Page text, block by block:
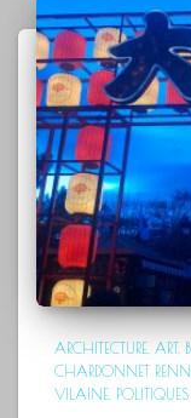
ARCHITECTURE ART
CHARDONNET
VILAINE